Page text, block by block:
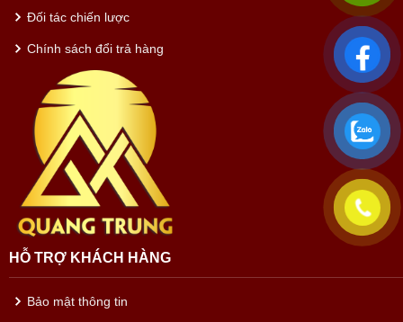
Đối tác chiến lược
Chính sách đổi trả hàng
HỖ TRỢ KHÁCH HÀNG
Bảo mật thông tin